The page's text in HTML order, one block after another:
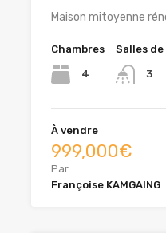
Maison mitoyenne
Chambres
4
Salles de
3
À vendre
999,000€
Par
Françoise KAMGAING